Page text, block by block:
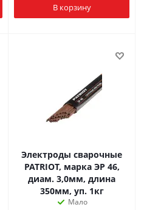
В корзину
Электроды сварочные
PATRIOT, марка ЭР 46,
диам. 3,0мм, длина
350мм, уп. 1кг
Мало